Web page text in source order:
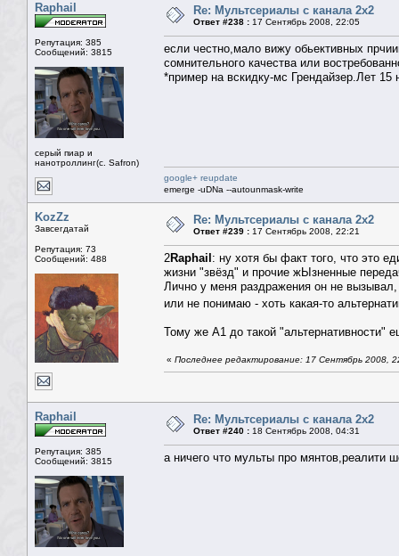
Raphail
Репутация: 385
Сообщений: 3815
серый пиар и
нанотроллинг(с. Safron)
Re: Мультсериалы с канала 2х2
Ответ #238 : 17 Сентябрь 2008, 22:05
если честно,мало вижу обьективных
сомнительного качества или
*пример на вскидку-мс Грендайзер.Лет
google+ reupdate
emerge -uDNa --autounmask-write
KozZz
Завсегдатай
Репутация: 73
Сообщений: 488
Re: Мультсериалы с канала 2х2
Ответ #239 : 17 Сентябрь 2008, 22:21
2Raphail : ну хотя бы факт того, что это
жизни "звёзд" и прочие жЫзненные
Лично у меня раздражения он не
или не понимаю - хоть какая-то
Тому же А1 до такой "альтернативности"
« Последнее редактирование: 17 Сентябрь 2008,
Raphail
Репутация: 385
Сообщений: 3815
Re: Мультсериалы с канала 2х2
Ответ #240 : 18 Сентябрь 2008, 04:31
а ничего что мульты про мянтов,реалити